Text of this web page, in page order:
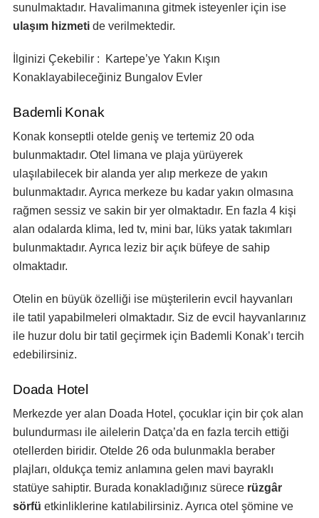
sunulmaktadır. Havalimanına gitmek isteyenler için ise
ulaşım hizmeti de verilmektedir.
İlginizi Çekebilir : Kartepe’ye Yakın Kışın
Konaklayabileceğiniz Bungalov Evler
Bademli Konak
Konak konseptli otelde geniş ve tertemiz 20 oda
bulunmaktadır. Otel limana ve plaja yürüyerek
ulaşılabilecek bir alanda yer alıp merkeze de yakın
bulunmaktadır. Ayrıca merkeze bu kadar yakın olmasına
rağmen sessiz ve sakin bir yer olmaktadır. En fazla 4 kişi
alan odalarda klima, led tv, mini bar, lüks yatak takımları
bulunmaktadır. Ayrıca leziz bir açık büfeye de sahip
olmaktadır.
Otelin en büyük özelliği ise müşterilerin evcil hayvanları
ile tatil yapabilmeleri olmaktadır. Siz de evcil hayvanlarınız
ile huzur dolu bir tatil geçirmek için Bademli Konak’ı tercih
edebilirsiniz.
Doada Hotel
Merkezde yer alan Doada Hotel, çocuklar için bir çok alan
bulundurması ile ailelerin Datça’da en fazla tercih ettiği
otellerden biridir. Otelde 26 oda bulunmakla beraber
plajları, oldukça temiz anlamına gelen mavi bayraklı
statüye sahiptir. Burada konakladığınız sürece rüzgâr
sörfü etkinliklerine katılabilirsiniz. Ayrıca otel şömine ve